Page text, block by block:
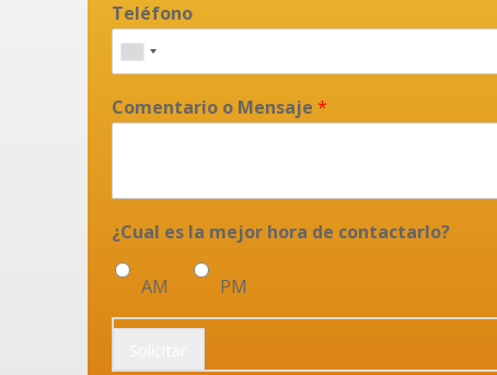
Teléfono
Comentario o Mensaje *
¿Cual es la mejor hora de contactarlo?
AM PM